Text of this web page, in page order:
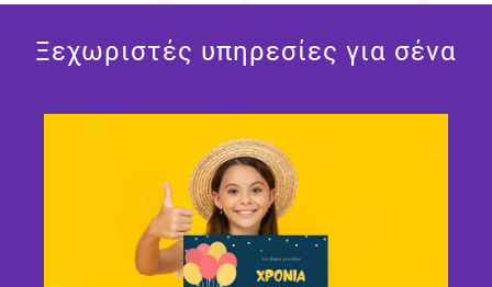
Ξεχωριστές υπηρεσίες για σένα